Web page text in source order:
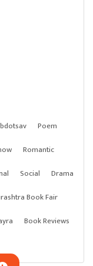
Poem
Romantic
Social
Drama
Book Fair
Book Reviews